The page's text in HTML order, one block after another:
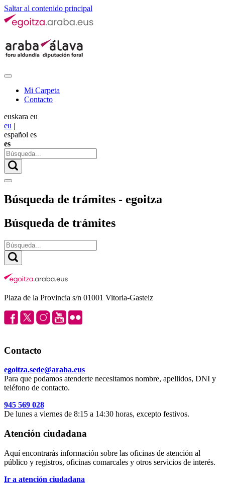
Saltar al contenido principal
Mi Carpeta
Contacto
euskara eu
eu |
español es
es
Búsqueda de trámites - egoitza
Búsqueda de trámites
Plaza de la Provincia s/n 01001 Vitoria-Gasteiz
Contacto
egoitza.sede@araba.eus
Para que podamos atenderte necesitamos nombre, apellidos, DNI y
teléfono de contacto.
945 569 028
De lunes a viernes de 8:15 a 14:30 horas, excepto festivos.
Atención ciudadana
Aquí encontrarás información sobre las oficinas de atención al
público y registros, oficinas comarcales y otros servicios de interés.
Ir a atención ciudadana